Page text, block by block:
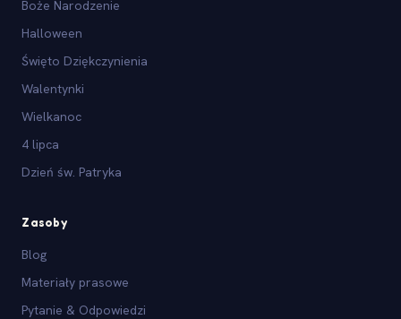
Boże Narodzenie
Halloween
Święto Dziękczynienia
Walentynki
Wielkanoc
4 lipca
Dzień św. Patryka
Zasoby
Blog
Materiały prasowe
Pytanie & Odpowiedzi